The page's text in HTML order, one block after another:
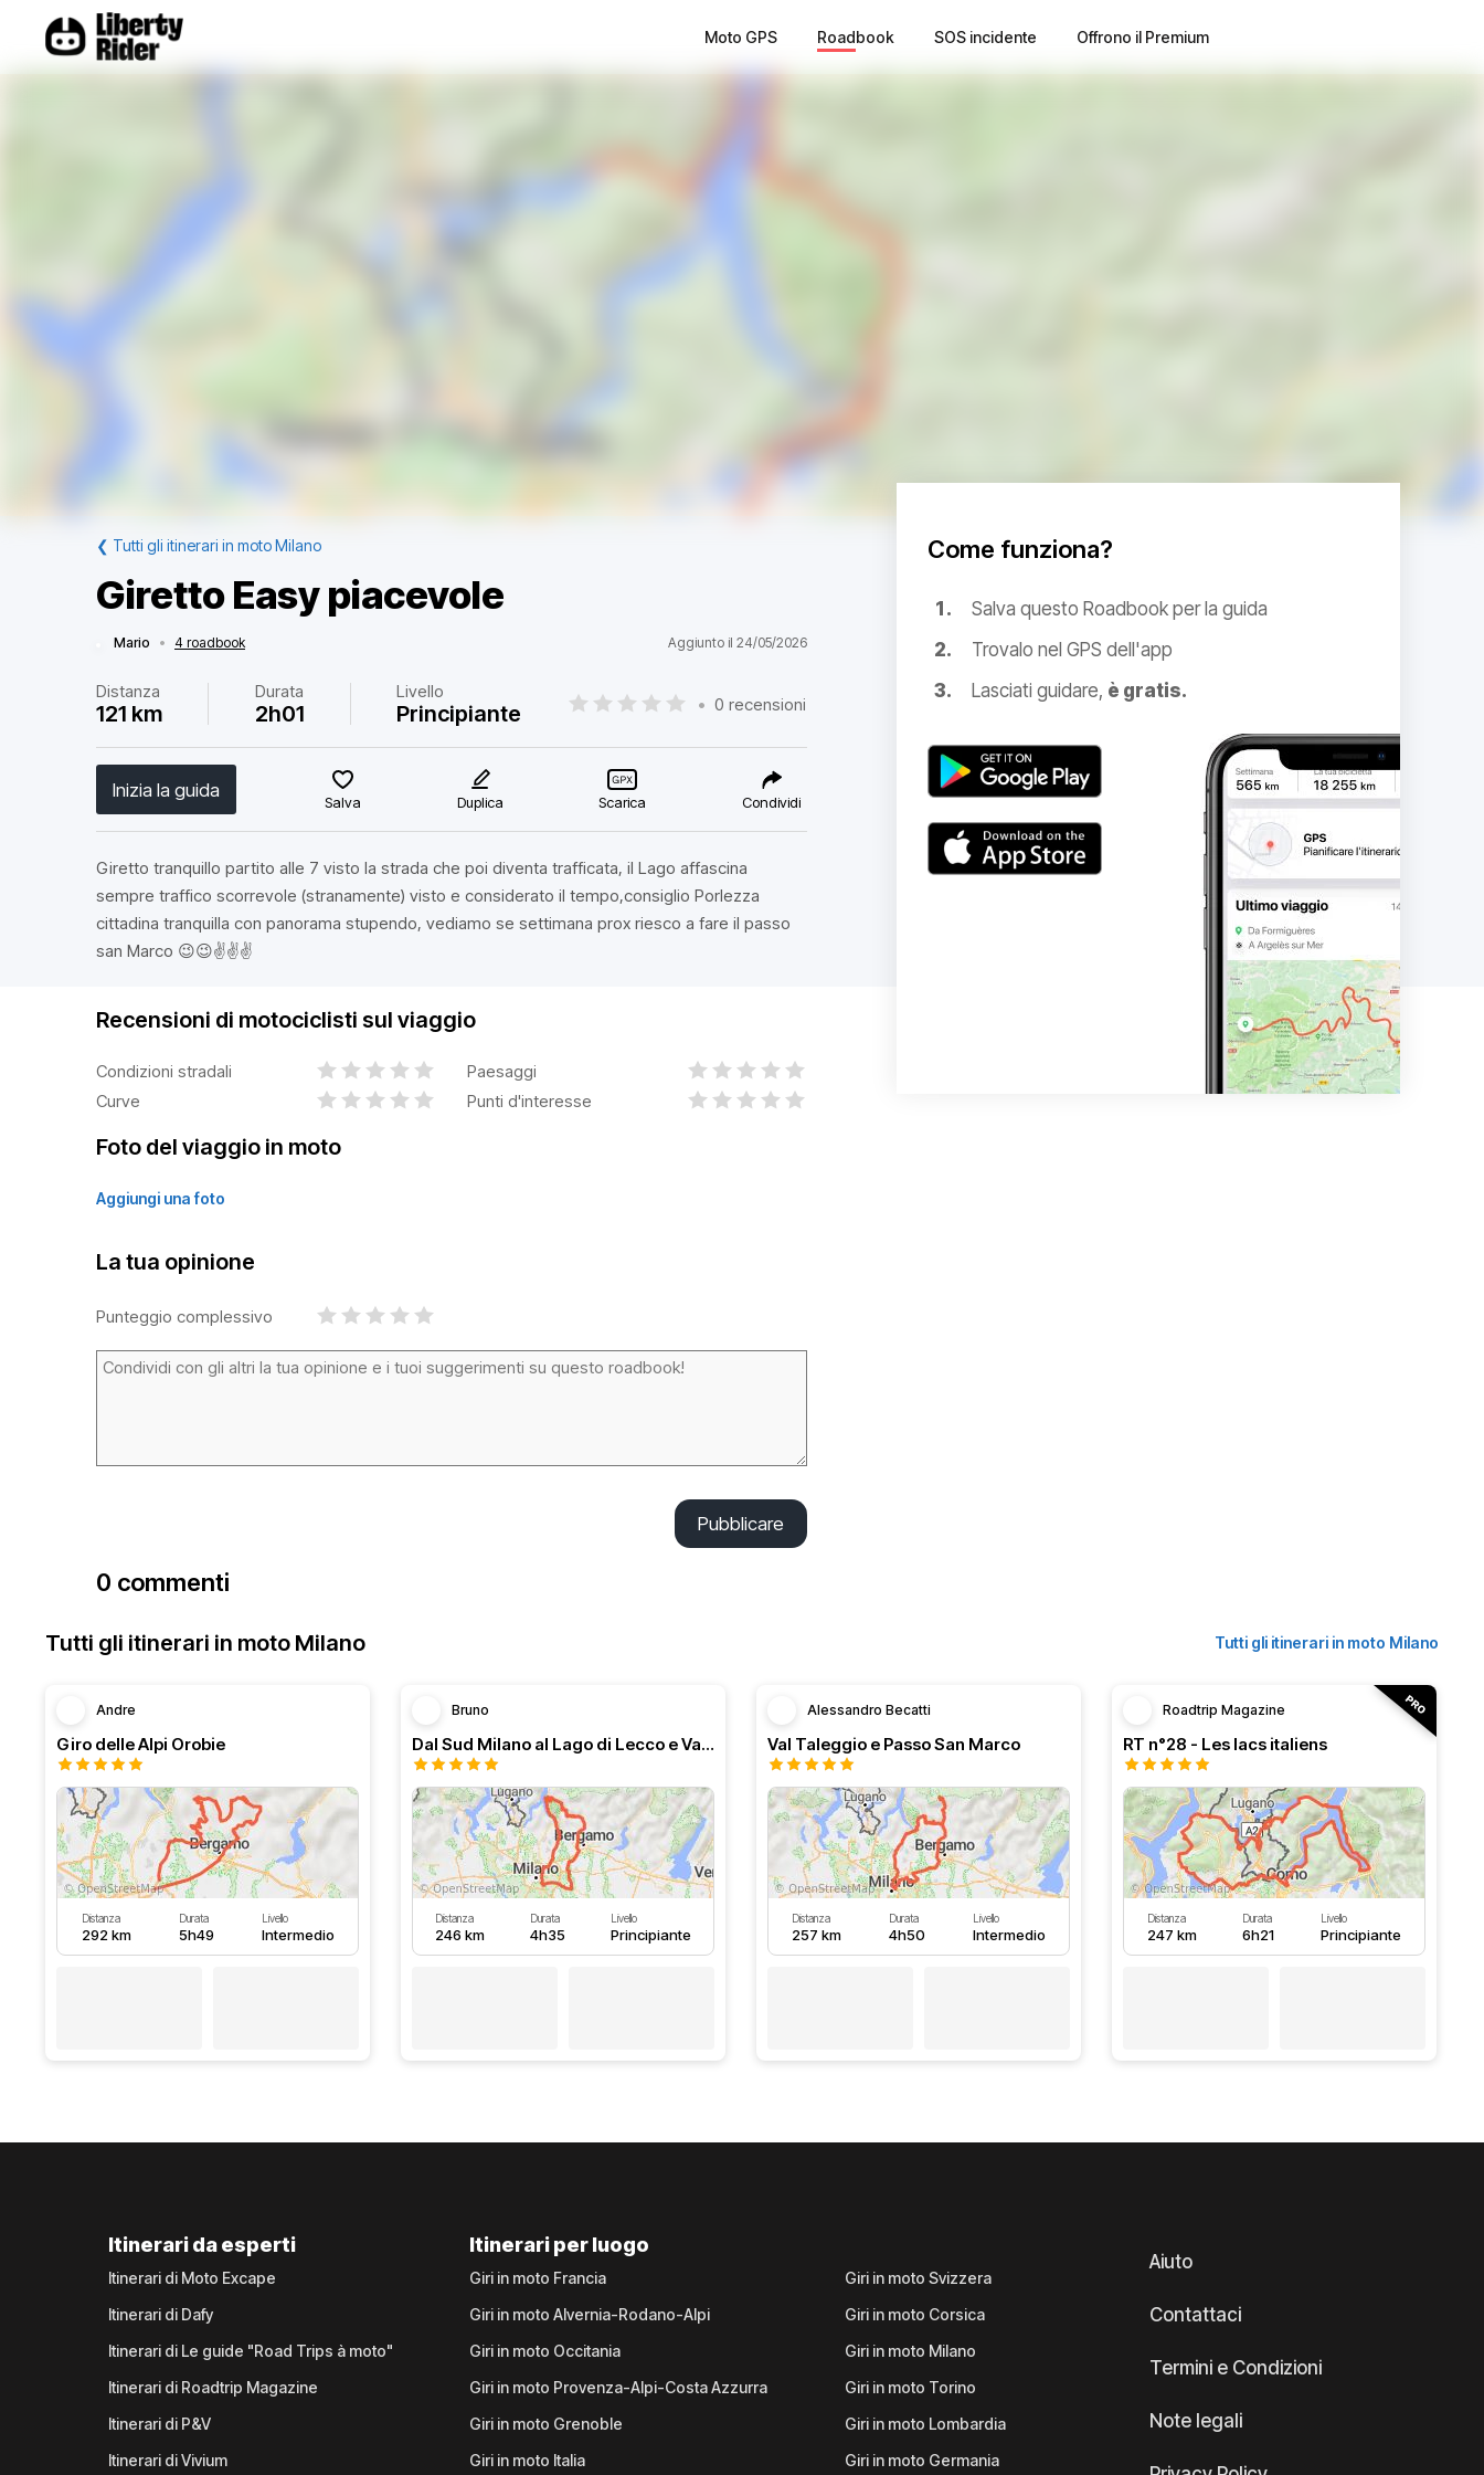
Moto GPS Roadbook SOS incidente Offrono il Premium
❮ Tutti gli itinerari in moto Milano
Giretto Easy piacevole
Mario • 4 roadbook Aggiunto il 24/05/2026
Distanza
121 km
Durata
2h01
Livello
Principiante • 0 recensioni
Inizia la guida
Salva Duplica Scarica Condividi
Giretto tranquillo partito alle 7 visto la strada che poi diventa trafficata, il Lago affascina
sempre traffico scorrevole (stranamente) visto e considerato il tempo,consiglio Porlezza
cittadina tranquilla con panorama stupendo, vediamo se settimana prox riesco a fare il passo
san Marco 😉😉✌️✌️✌️
Come funziona?
Salva questo Roadbook per la guida
Trovalo nel GPS dell'app
Lasciati guidare, è gratis.
Recensioni di motociclisti sul viaggio
Condizioni stradali
Paesaggi
Curve
Punti d'interesse
Foto del viaggio in moto
Aggiungi una foto
La tua opinione
Punteggio complessivo
Pubblicare
0 commenti
Tutti gli itinerari in moto Milano Tutti gli itinerari in moto Milano
Andre
Giro delle Alpi Orobie
Distanza
292 km
Durata
5h49
Livello
Intermedio
Bruno
Dal Sud Milano al Lago di Lecco e Valli bergamasche
Distanza
246 km
Durata
4h35
Livello
Principiante
Alessandro Becatti
Val Taleggio e Passo San Marco
Distanza
257 km
Durata
4h50
Livello
Intermedio
Roadtrip Magazine
RT n°28 - Les lacs italiens
Distanza
247 km
Durata
6h21
Livello
Principiante
Itinerari da esperti
Itinerari di Moto Excape
Itinerari di Dafy
Itinerari di Le guide "Road Trips à moto"
Itinerari di Roadtrip Magazine
Itinerari di P&V
Itinerari di Vivium
Itinerari per luogo
Giri in moto Francia
Giri in moto Alvernia-Rodano-Alpi
Giri in moto Occitania
Giri in moto Provenza-Alpi-Costa Azzurra
Giri in moto Grenoble
Giri in moto Italia
Giri in moto Svizzera
Giri in moto Corsica
Giri in moto Milano
Giri in moto Torino
Giri in moto Lombardia
Giri in moto Germania
Aiuto
Contattaci
Termini e Condizioni
Note legali